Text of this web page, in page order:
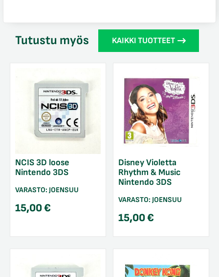
Tutustu myös KAIKKI TUOTTEET
NCIS 3D loose
Nintendo 3DS
VARASTO: JOENSUU
15,00€
Disney Violetta
Rhythm & Music
Nintendo 3DS
VARASTO: JOENSUU
15,00€